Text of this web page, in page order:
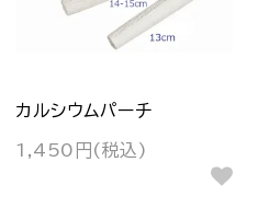
カルシウムパーチ
1,450円(税込)